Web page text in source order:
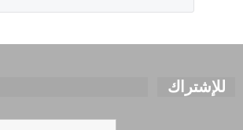
للإشتراك